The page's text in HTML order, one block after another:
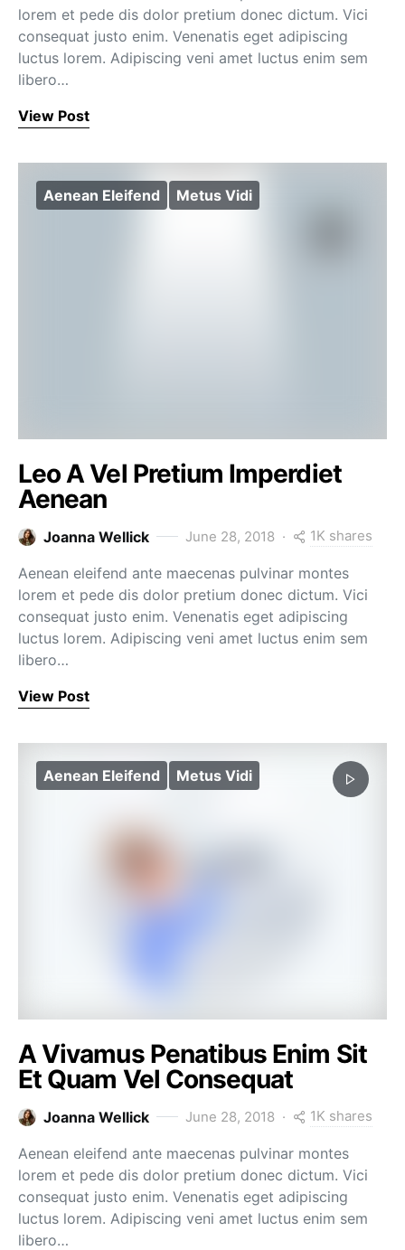
lorem et pede dis dolor pretium donec dictum. Vici
consequat justo enim. Venenatis eget adipiscing
luctus lorem. Adipiscing veni amet luctus enim sem
libero…
View Post
Aenean Eleifend Metus Vidi
Leo A Vel Pretium Imperdiet
Aenean
Joanna Wellick June 28, 2018 1K shares
Aenean eleifend ante maecenas pulvinar montes
lorem et pede dis dolor pretium donec dictum. Vici
consequat justo enim. Venenatis eget adipiscing
luctus lorem. Adipiscing veni amet luctus enim sem
libero…
View Post
Aenean Eleifend Metus Vidi
A Vivamus Penatibus Enim Sit
Et Quam Vel Consequat
Joanna Wellick June 28, 2018 1K shares
Aenean eleifend ante maecenas pulvinar montes
lorem et pede dis dolor pretium donec dictum. Vici
consequat justo enim. Venenatis eget adipiscing
luctus lorem. Adipiscing veni amet luctus enim sem
libero…